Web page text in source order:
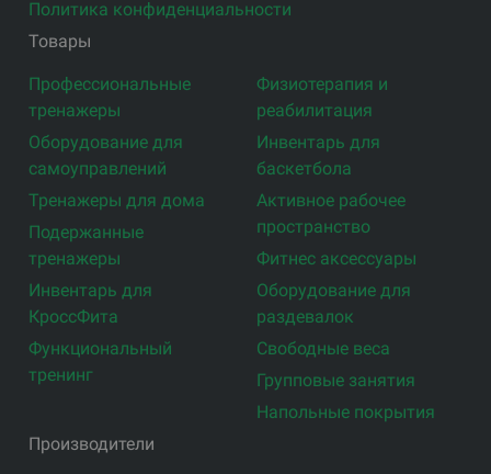
Политика конфиденциальности
Товары
Профессиональные
тренажеры
Оборудование для
самоуправлений
Тренажеры для дома
Подержанные
тренажеры
Инвентарь для
КроссФита
Функциональный
тренинг
Физиотерапия и
реабилитация
Инвентарь для
баскетбола
Активное рабочее
пространство
Фитнес аксессуары
Оборудование для
раздевалок
Свободные веса
Групповые занятия
Напольные покрытия
Производители